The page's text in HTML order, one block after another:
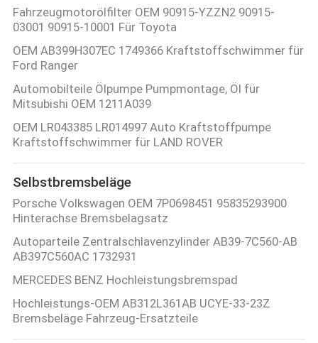
Fahrzeugmotorölfilter OEM 90915-YZZN2 90915-
03001 90915-10001 Für Toyota
OEM AB399H307EC 1749366 Kraftstoffschwimmer für
Ford Ranger
Automobilteile Ölpumpe Pumpmontage, Öl für
Mitsubishi OEM 1211A039
OEM LR043385 LR014997 Auto Kraftstoffpumpe
Kraftstoffschwimmer für LAND ROVER
Selbstbremsbeläge
Porsche Volkswagen OEM 7P0698451 95835293900
Hinterachse Bremsbelagsatz
Autoparteile Zentralschlavenzylinder AB39-7C560-AB
AB397C560AC 1732931
MERCEDES BENZ Hochleistungsbremspad
Hochleistungs-OEM AB312L361AB UCYE-33-23Z
Bremsbeläge Fahrzeug-Ersatzteile